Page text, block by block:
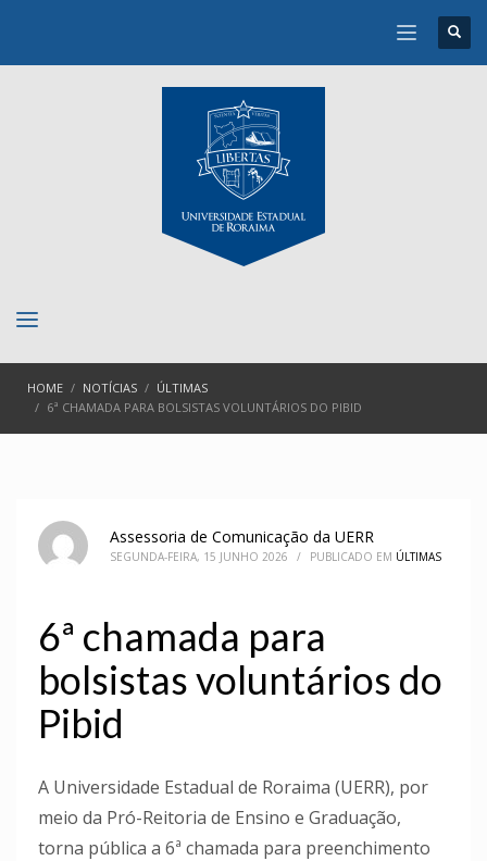
HOME NOTÍCIAS
ÚLTIMAS
6ª CHAMADA PARA BOLSISTAS VOLUNTÁRIOS DO PIBID
Assessoria de Comunicação da UERR
SEGUNDA-FEIRA, 15 JUNHO 2026 / PUBLICADO EM ÚLTIMAS
6ª chamada para
bolsistas voluntários do
Pibid
A Universidade Estadual de Roraima (UERR), por
meio da Pró-Reitoria de Ensino e Graduação,
torna pública a 6ª chamada para preenchimento